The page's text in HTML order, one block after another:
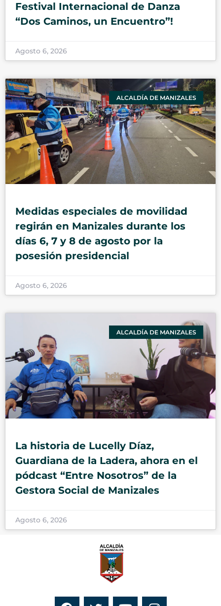
Festival Internacional de Danza
“Dos Caminos, un Encuentro”!
Agosto 6, 2026
ALCALDÍA DE MANIZALES
Medidas especiales de movilidad
regirán en Manizales durante los
días 6, 7 y 8 de agosto por la
posesión presidencial
Agosto 6, 2026
ALCALDÍA DE MANIZALES
La historia de Lucelly Díaz,
Guardiana de la Ladera, ahora en el
pódcast “Entre Nosotros” de la
Gestora Social de Manizales
Agosto 6, 2026